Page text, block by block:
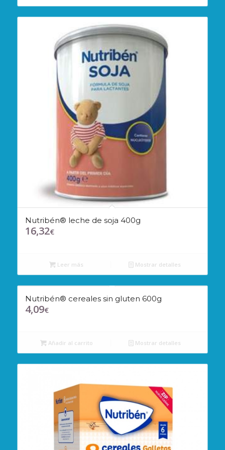
Nutribén® leche de soja 400g
16,32€
Leer más Mostrar detalles
Nutribén® cereales sin gluten 600g
4,09€
Añadir al carrito Mostrar detalles